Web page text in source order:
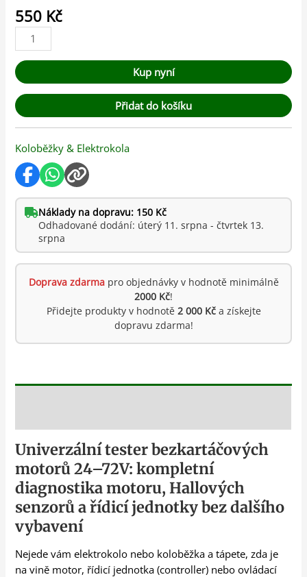
550 Kč
Kup nyní
Přidat do košíku
Koloběžky & Elektrokola
Náklady na dopravu: 150 Kč
Odhadované dodání: úterý 11. srpna - čtvrtek 13.
srpna
Doprava zdarmapro objednávky v hodnotě minimálně
2000 Kč!
Přidejte produkty v hodnotě 2 000 Kča získejte
dopravu zdarma!
Univerzální tester bezkartáčových
motorů 24–72V: kompletní
diagnostika motoru, Hallových
senzorů a řídicí jednotky bez dalšího
vybavení
Nejede vám elektrokolo nebo koloběžka a tápete, zda je
na vině motor, řídicí jednotka (controller) nebo ovládací